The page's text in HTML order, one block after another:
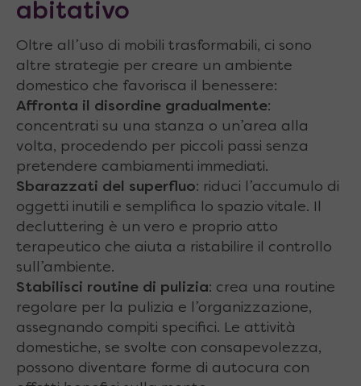
abitativo
Oltre all’uso di mobili trasformabili, ci sono
altre strategie per creare un ambiente
domestico che favorisca il benessere:
Affronta il disordine gradualmente:
concentrati su una stanza o un’area alla
volta, procedendo per piccoli passi senza
pretendere cambiamenti immediati.
Sbarazzati del superfluo: riduci l’accumulo di
oggetti inutili e semplifica lo spazio vitale. Il
decluttering è un vero e proprio atto
terapeutico che aiuta a ristabilire il controllo
sull’ambiente.
Stabilisci routine di pulizia: crea una routine
regolare per la pulizia e l’organizzazione,
assegnando compiti specifici. Le attività
domestiche, se svolte con consapevolezza,
possono diventare forme di autocura con